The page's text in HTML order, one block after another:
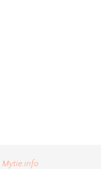
Mytie.info